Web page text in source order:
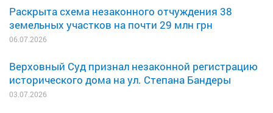
Раскрыта схема незаконного отчуждения 38
земельных участков на почти 29 млн грн
06.07.2026
Верховный Суд признал незаконной регистрацию
исторического дома на ул. Степана Бандеры
03.07.2026